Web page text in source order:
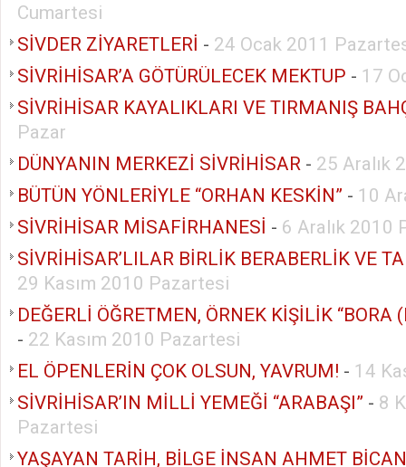
Cumartesi
SİVDER ZİYARETLERİ - 24 Ocak 2011
SİVRİHİSAR’A GÖTÜRÜLECEK MEKTUP - 17
SİVRİHİSAR KAYALIKLARI VE TIRMANIŞ
Pazar
DÜNYANIN MERKEZİ SİVRİHİSAR - 25 Aralık
BÜTÜN YÖNLERİYLE “ORHAN KESKİN” - 10
SİVRİHİSAR MİSAFİRHANESİ - 6 Aralık 2010
SİVRİHİSAR’LILAR BİRLİK BERABERLİK VE
29 Kasım 2010 Pazartesi
DEĞERLİ ÖĞRETMEN, ÖRNEK KİŞİLİK “BORA
- 22 Kasım 2010 Pazartesi
EL ÖPENLERİN ÇOK OLSUN, YAVRUM! - 14
SİVRİHİSAR’IN MİLLİ YEMEĞİ “ARABAŞI” - 8
Pazartesi
YAŞAYAN TARİH, BİLGE İNSAN AHMET